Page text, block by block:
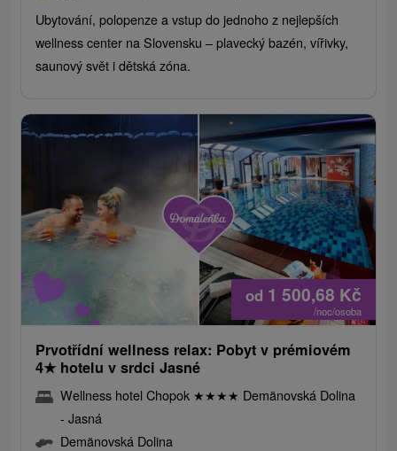
Ubytování, polopenze a vstup do jednoho z nejlepších
wellness center na Slovensku – plavecký bazén, vířivky,
saunový svět i dětská zóna.
od 1 500,68 Kč
/noc/osoba
Prvotřídní wellness relax: Pobyt v prémiovém
4★ hotelu v srdci Jasné
Wellness hotel Chopok ★★★★ Demänovská Dolina
- Jasná
Demänovská Dolina